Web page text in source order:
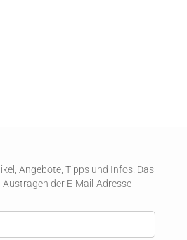
Angebote, Tipps und Infos. Das
der E-Mail-Adresse